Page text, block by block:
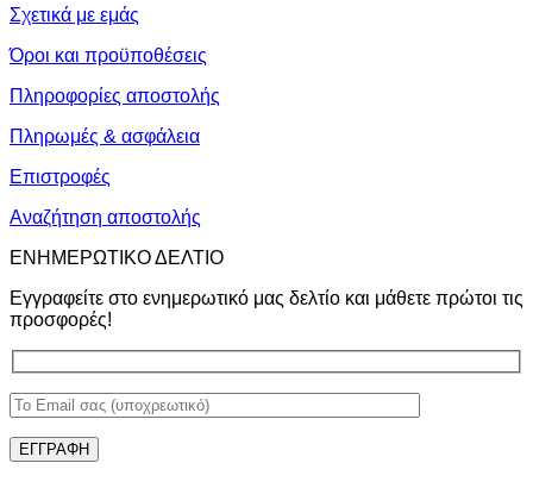
Σχετικά με εμάς
Όροι και προϋποθέσεις
Πληροφορίες αποστολής
Πληρωμές & ασφάλεια
Επιστροφές
Αναζήτηση αποστολής
ΕΝΗΜΕΡΩΤΙΚΟ ΔΕΛΤΙΟ
Εγγραφείτε στο ενημερωτικό μας δελτίο και μάθετε πρώτοι τις
προσφορές!